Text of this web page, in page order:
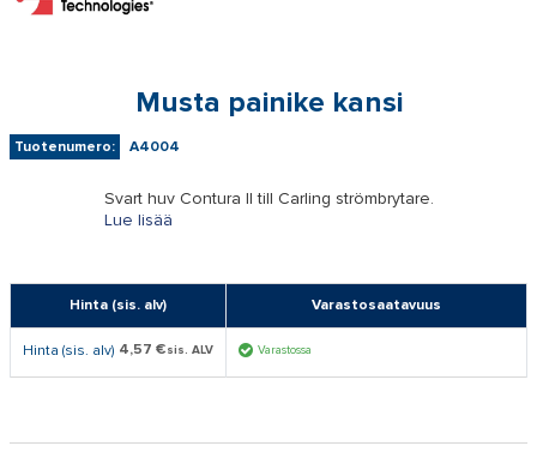
Musta painike kansi
Tuotenumero: A4004
Svart huv Contura II till Carling strömbrytare.
Lue lisää
Hinta (sis. alv) Varastosaatavuus
Hinta (sis. alv) 4,57 €sis. ALV Varastossa